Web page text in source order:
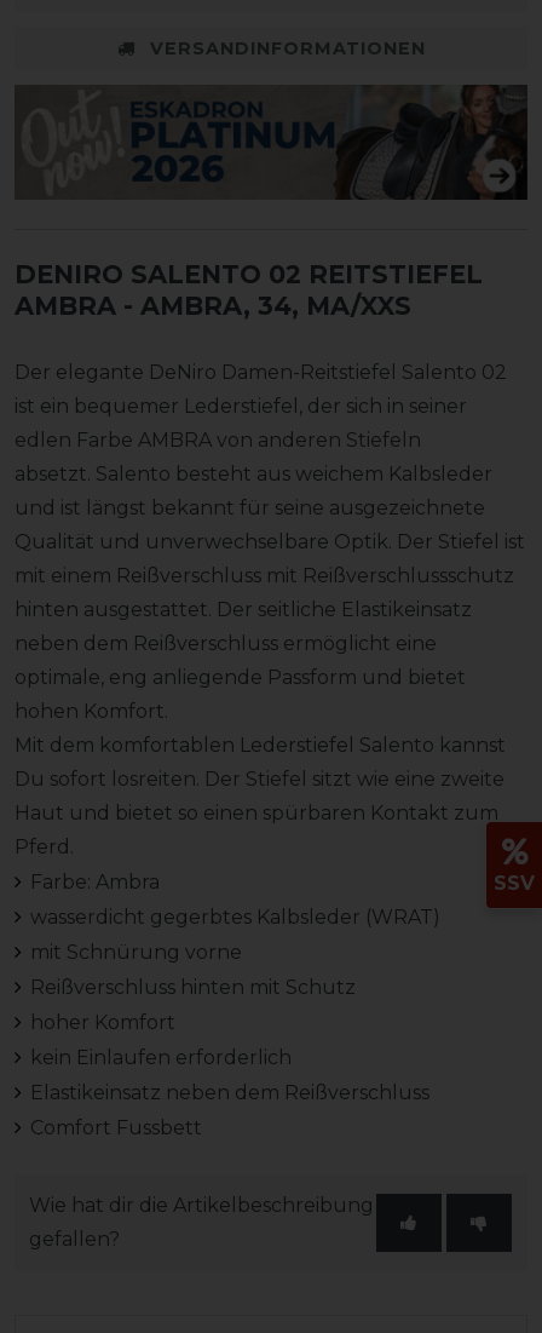
VERSANDINFORMATIONEN
DENIRO SALENTO 02 REITSTIEFEL
AMBRA - AMBRA, 34, MA/XXS
Der elegante DeNiro Damen-Reitstiefel Salento 02
ist ein bequemer Lederstiefel, der sich in seiner
edlen Farbe AMBRA von anderen Stiefeln
absetzt. Salento besteht aus weichem Kalbsleder
und ist längst bekannt für seine ausgezeichnete
Qualität und unverwechselbare Optik. Der Stiefel ist
mit einem Reißverschluss mit Reißverschlussschutz
hinten ausgestattet. Der seitliche Elastikeinsatz
neben dem Reißverschluss ermöglicht eine
optimale, eng anliegende Passform und bietet
hohen Komfort.
Mit dem komfortablen Lederstiefel Salento kannst
Du sofort losreiten. Der Stiefel sitzt wie eine zweite
Haut und bietet so einen spürbaren Kontakt zum
Pferd.
Farbe: Ambra
wasserdicht gegerbtes Kalbsleder (WRAT)
mit Schnürung vorne
Reißverschluss hinten mit Schutz
hoher Komfort
kein Einlaufen erforderlich
Elastikeinsatz neben dem Reißverschluss
Comfort Fussbett
Wie hat dir die Artikelbeschreibung
gefallen?
SSV